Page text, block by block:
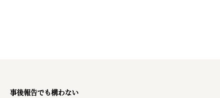
事後報告でも構わない